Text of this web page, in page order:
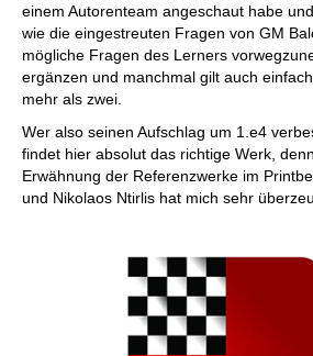
einem Autorenteam angeschaut habe
wie die eingestreuten Fragen von GM
mögliche Fragen des Lerners
ergänzen und manchmal gilt auch
mehr als zwei.
Wer also seinen Aufschlag um 1.e4
findet hier absolut das richtige Werk,
Erwähnung der Referenzwerke im
und Nikolaos Ntirlis hat mich sehr